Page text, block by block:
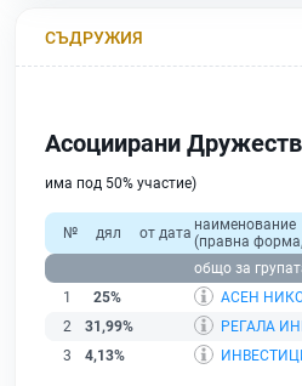
СЪДРУЖИЯ
Асоциирани
има под 50% участие)
№ дял от дата наименование
(правна
общо за
1
25% АСЕН
2
31,99% РЕГАЛА
3
4,13%